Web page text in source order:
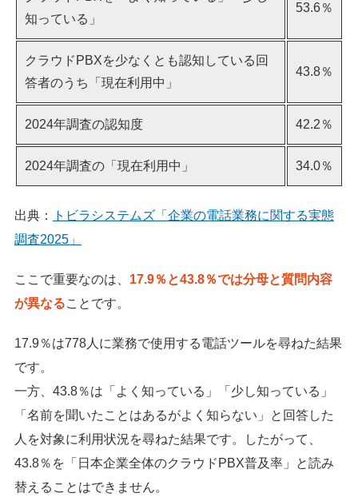
知っている」
53.6％
クラウドPBXを少なくとも認知している回
答者のうち「現在利用中」
43.8％
2024年調査の認知度 42.2％
2024年調査の「現在利用中」 34.0％
出典：
トビラシステムズ「企業の電話業務に関する実態
調査2025」
ここで重要なのは、 17.9％と43.8％では分母と質問内容
が異なることです。
17.9％は778人に業務で使用する電話ツールを尋ねた結果
です。
一方、43.8％は「よく知っている」「少し知っている」
「名前を聞いたことはあるがよく知らない」と回答した
人を対象に利用状況を尋ねた結果です。したがって、
43.8％を「日本企業全体のクラウドPBX普及率」と読み
替えることはできません。